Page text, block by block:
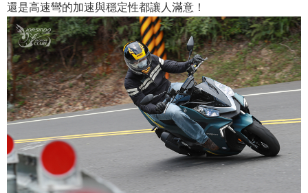
還是高速彎的加速與穩定性都讓人滿意！